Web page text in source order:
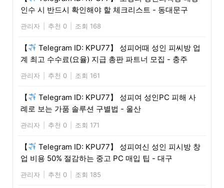
인수 시 반드시 확인해야 할 체크리스트 - 동대문구
관리자 추천 0 조회 168
【
Telegram ID: KPU77】 성피어때 성인 피씨방 업
계 최고 수수료(요율) 지급 총판 파트너 모집 - 충주
관리자 추천 0 조회 161
【
Telegram ID: KPU77】 성피여 성인PC 피해 사
례로 보는 가품 솔루션 구별법 - 울산
관리자 추천 0 조회 171
【
Telegram ID: KPU77】 성피여신 성인 피시방 창
업 비용 50% 절감하는 중고 PC 매입 팁 - 대구
관리자 추천 0 조회 185